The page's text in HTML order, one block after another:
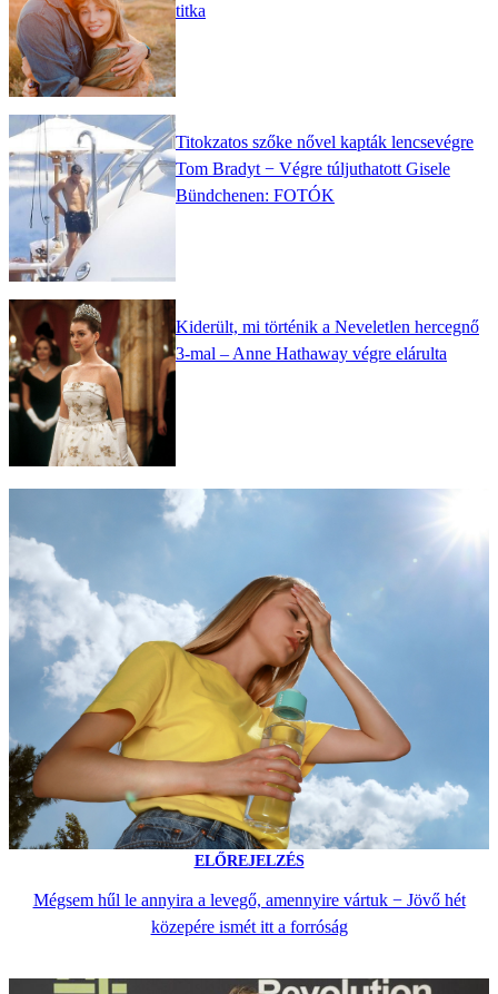
titka
Titokzatos szőke nővel kapták lencsevégre
Tom Bradyt − Végre túljuthatott Gisele
Bündchenen: FOTÓK
Kiderült, mi történik a Neveletlen hercegnő
3-mal – Anne Hathaway végre elárulta
ELŐREJELZÉS
Mégsem hűl le annyira a levegő, amennyire vártuk − Jövő hét
közepére ismét itt a forróság